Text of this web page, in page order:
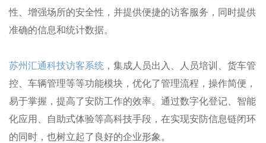
性、增强场所的安全性，并提供便捷的访客服务，同时提供
准确的信息和统计数据。
苏州汇通科技访客系统 ，集成人员出入、人员培训、货车管
控、车辆管理等等功能模块，优化了管理流程，操作简便，
易于掌握，提高了安防工作的效率。通过数字化登记、智能
化应用、自助式体验等高科技手段，在实现安防信息链闭环
的同时，也树立起了良好的企业形象。